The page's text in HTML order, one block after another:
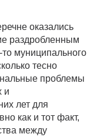
оказались
раздробленным
муниципального
тесно
проблемы
и
лет для
как и тот факт,
между